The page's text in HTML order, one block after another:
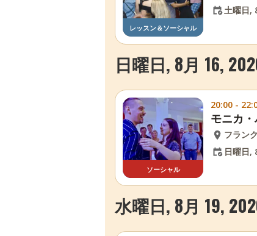
レッスン＆ソーシャル
土曜日,
日曜日, 8月 16,
ソーシャル
20:00 -
モニカ
フラン
日曜日,
水曜日, 8月 19,